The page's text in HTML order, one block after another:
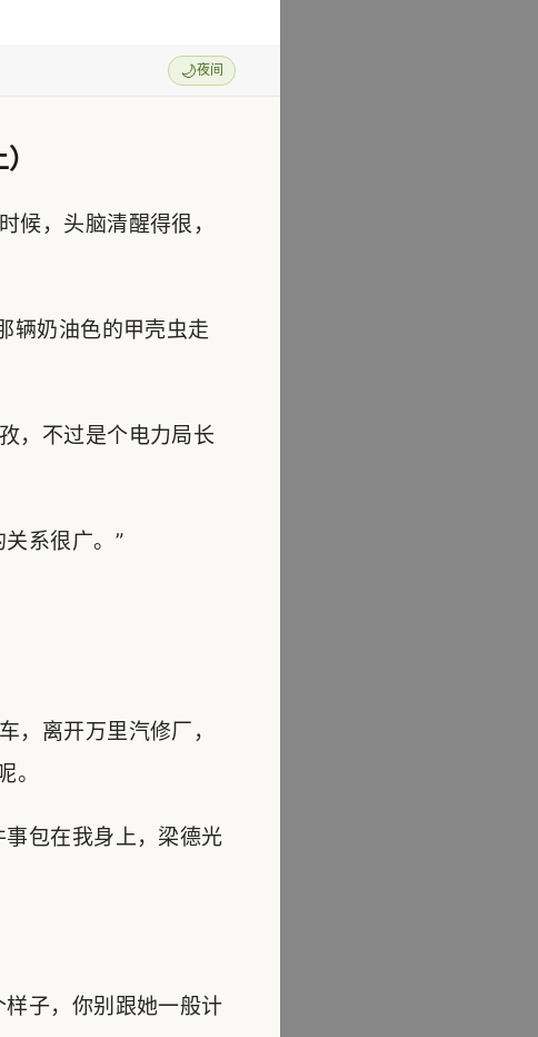
🌙夜间
，头脑清醒得很，
辆奶油色的甲壳虫走
，不过是个电力局长
系很广。”
离开万里汽修厂，
。
包在我身上，梁德光
子，你别跟她一般计